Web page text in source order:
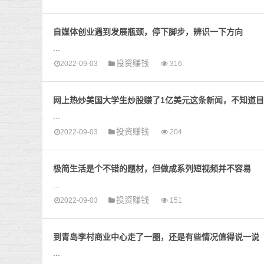
自媒体创业遇到发展瓶颈，停下脚步，辨识一下方向
2022-09-03 投资赚钱 316
网上热炒美国大学生炒股赚了1亿美元这条新闻，不知道目
2022-09-03 投资赚钱 204
极简生活是个不错的题材，但做成系列短视频并不容易
2022-09-03 投资赚钱 151
到青岛李村商业中心走了一圈，还是有些情况值得说一说